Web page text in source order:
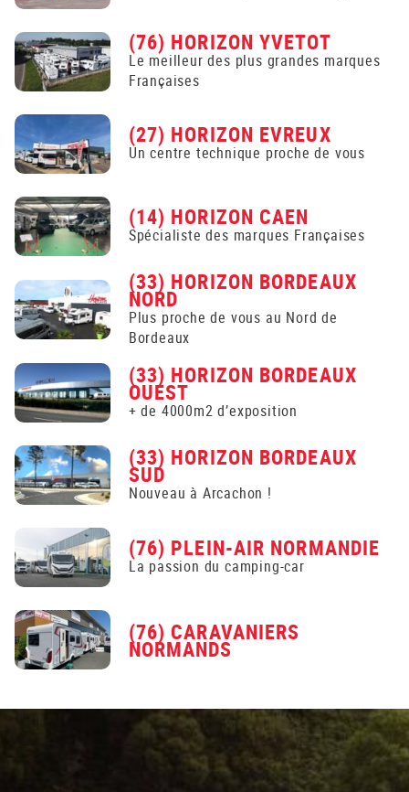
(76) HORIZON YVETOT
Le meilleur des plus grandes marques
Françaises
(27) HORIZON EVREUX
Un centre technique proche de vous
(14) HORIZON CAEN
Spécialiste des marques Françaises
(33) HORIZON BORDEAUX
NORD
Plus proche de vous au Nord de
Bordeaux
(33) HORIZON BORDEAUX
OUEST
+ de 4000m2 d’exposition
(33) HORIZON BORDEAUX
SUD
Nouveau à Arcachon !
(76) PLEIN-AIR NORMANDIE
La passion du camping-car
(76) CARAVANIERS
NORMANDS